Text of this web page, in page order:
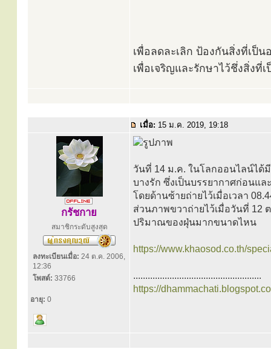
เพื่อลดละเลิก ป้องกันสิ่งที่เป็น
เพื่อเจริญและรักษาไว้ชึ่งสิ่งที่
เมื่อ: 15 ม.ค. 2019, 19:18
กรัชกาย
สมาชิกระดับสูงสุด
ลงทะเบียนเมื่อ: 24 ต.ค. 2006,
12:36
โพสต์: 33766
อายุ: 0
วันที่ 14 ม.ค. ในโลกออนไลน์ได้
บางรัก ซึ่งเป็นบรรยากาศก่อนแล
โดยด้านซ้ายถ่ายไว้เมื่อเวลา
ส่วนภาพขวาถ่ายไว้เมื่อวันที่ 12
ปริมาณของฝุ่นมากขนาดไหน
https://www.khaosod.co.th/
.....................................................
https://